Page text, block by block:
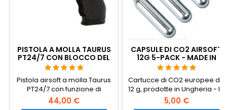
PISTOLA A MOLLA TAURUS
PT24/7 CON BLOCCO DEL
CARRELLO
Pistola airsoft a molla Taurus
PT24/7 con funzione di
bloccaggio del carrello.
44,00 €
CAPSULE DI CO2 AIRSOFT
12G 5-PACK - MADE IN
HUNGARY, EU, QUALITÀ
PREMIUM
Cartucce di CO2 europee da
12 g, prodotte in Ungheria - le
migliori sul mercato airsoft.
Più colpi per cartuccia
5,00 €